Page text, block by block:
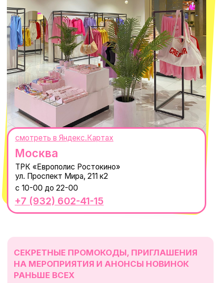
ИП Проворный Алексей Алексеевич
ИНН 667114098580
ОГРНИП 320665800076581
Telegram
WhatsApp
8 800 550-06-92
macrocosm_store@mail.ru
КОНТАКТЫ
Оплата долями
Size guide
Вакансии
Реквизиты
Магазины
Наши путешествия
Наши проекты
© 2021-2025 Macrocosm ®
Оферта
Пользовательское соглашение
Политика обработки персональных
данных